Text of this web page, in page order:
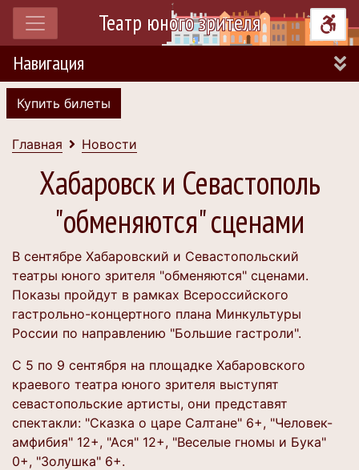
Театр юного зрителя
Навигация
Купить билеты
Главная Новости
Хабаровск и Севастополь
"обменяются" сценами
В сентябре Хабаровский и Севастопольский
театры юного зрителя "обменяются" сценами.
Показы пройдут в рамках Всероссийского
гастрольно-концертного плана Минкультуры
России по направлению "Большие гастроли".
С 5 по 9 сентября на площадке Хабаровского
краевого театра юного зрителя выступят
севастопольские артисты, они представят
спектакли: "Сказка о царе Салтане" 6+, "Человек-
амфибия" 12+, "Ася" 12+, "Веселые гномы и Бука"
0+, "Золушка" 6+.